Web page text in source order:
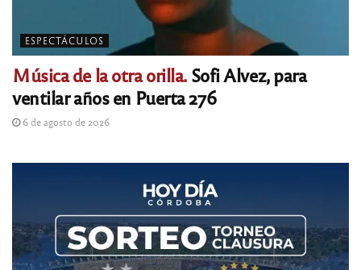
ESPECTÁCULOS
Música de la otra orilla. Sofi Alvez, para
ventilar años en Puerta 276
6 de agosto de 2026